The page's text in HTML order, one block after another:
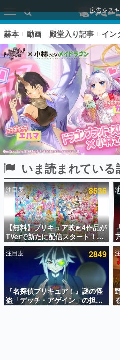
広告をス
ピックアップ
電ファミのいま読まれている記事
アプリセール情報
インタビュー
連載・特集一覧
殿堂入り記事
SNS拡散数が数千以上
ど。多くの人々に読ま
事をまとめました。
赫本 動画 殿堂入り記事 イン
いま読まれている
注目度 8536
【無料】プリキュア映画4作品が
TVerで新たに配信スタート！な
んと2018年～2024年の映画ほぼ
すべてが見放題に、ぶっちゃけ
ありえないラインナップ
注目度 2849
『名探偵プリキュア！』謎の怪
盗「デッチ・アゲイン」の担当
キャストは天﨑滉平さんと判